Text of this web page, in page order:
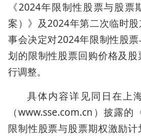
《2024年限制性股票与股票
案）》及2024年第二次临时
事会决定对2024年限制性股
划的限制性股票回购价格及
行调整。
具体内容详见同日在上
（www.sse.com.cn）披露的
限制性股票与股票期权激励